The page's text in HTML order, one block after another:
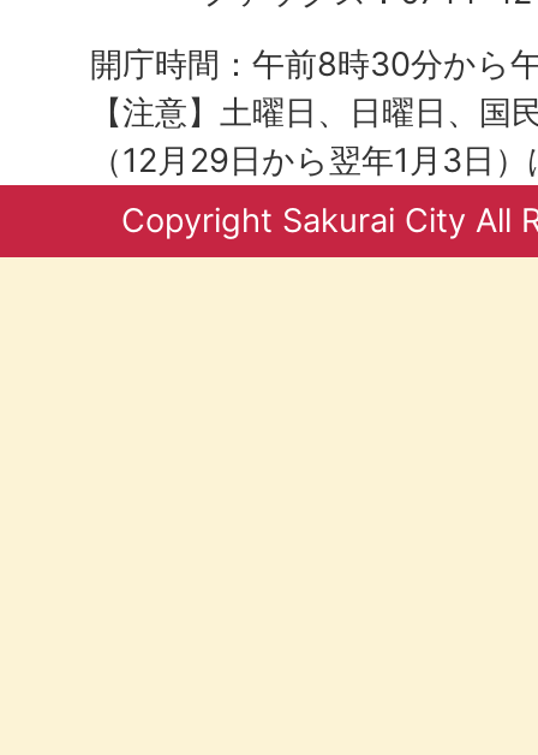
開庁時間：午前8時30分から
【注意】土曜日、日曜日、国
（12月29日から翌年1月3日
Copyright Sakurai City All